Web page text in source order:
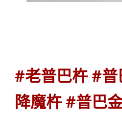
#老普巴杵 #普
降魔杵 #普巴